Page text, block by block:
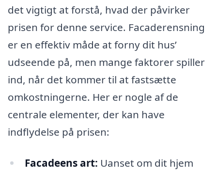
det vigtigt at forstå, hvad der påvirker
prisen for denne service. Facaderensning
er en effektiv måde at forny dit hus’
udseende på, men mange faktorer spiller
ind, når det kommer til at fastsætte
omkostningerne. Her er nogle af de
centrale elementer, der kan have
indflydelse på prisen:
Facadeens art: Uanset om dit hjem